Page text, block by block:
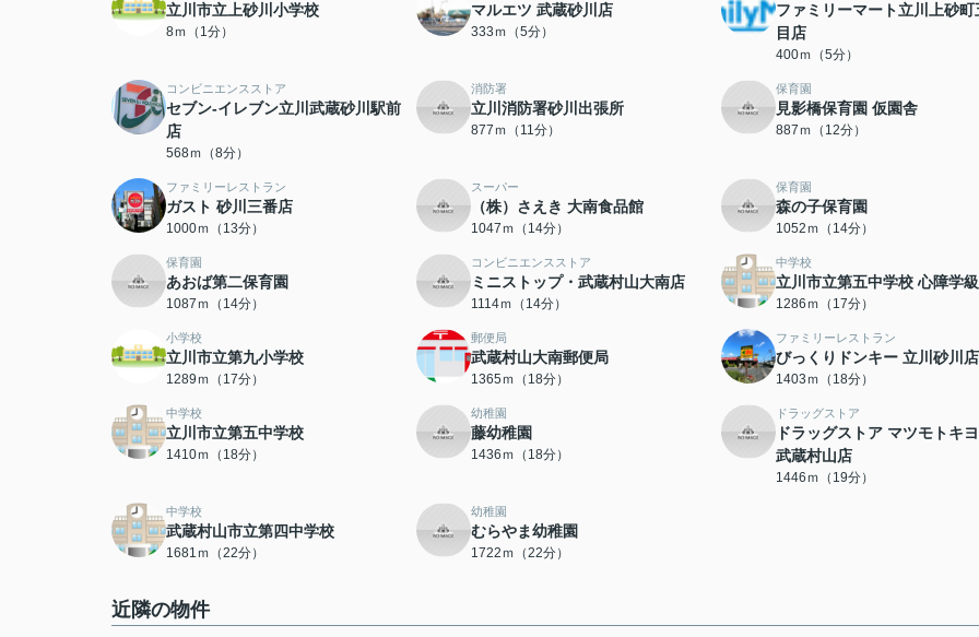
立川市立上砂川小学校
8ｍ（1分）
マルエツ 武蔵砂川店
333ｍ（5分）
ファミリーマート立川上砂町
目店
400ｍ（5分）
コンビニエンスストア
セブン-イレブン立川武蔵砂川駅前
店
568ｍ（8分）
消防署
立川消防署砂川出張所
877ｍ（11分）
保育園
見影橋保育園 仮園舎
887ｍ（12分）
ファミリーレストラン
ガスト 砂川三番店
1000ｍ（13分）
スーパー
（株）さえき 大南食品館
1047ｍ（14分）
保育園
森の子保育園
1052ｍ（14分）
保育園
あおば第二保育園
1087ｍ（14分）
コンビニエンスストア
ミニストップ・武蔵村山大南店
1114ｍ（14分）
中学校
立川市立第五中学校 心障学級
1286ｍ（17分）
小学校
立川市立第九小学校
1289ｍ（17分）
郵便局
武蔵村山大南郵便局
1365ｍ（18分）
ファミリーレストラン
びっくりドンキー 立川砂川店
1403ｍ（18分）
中学校
立川市立第五中学校
1410ｍ（18分）
幼稚園
藤幼稚園
1436ｍ（18分）
ドラッグストア
ドラッグストア マツモトキ
武蔵村山店
1446ｍ（19分）
中学校
武蔵村山市立第四中学校
1681ｍ（22分）
幼稚園
むらやま幼稚園
1722ｍ（22分）
近隣の物件